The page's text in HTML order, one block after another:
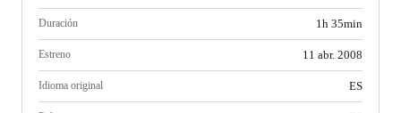
Duración 1h 35min
Estreno 11 abr. 2008
Idioma original ES